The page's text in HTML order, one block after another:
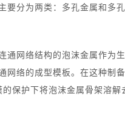
分为两类：多孔金属和多
网络结构的泡沫金属作
络的成型模板。在这种
护下将泡沫金属骨架溶